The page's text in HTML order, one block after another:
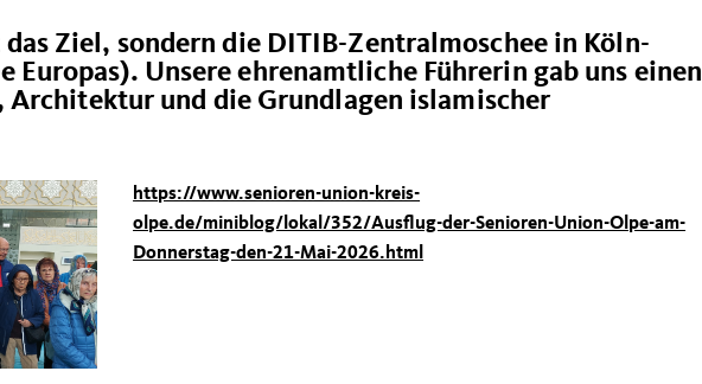
Ziel, sondern die DITIB-Zentralmoschee in Köln-
Europas). Unsere ehrenamtliche Führerin gab uns einen
Architektur und die Grundlagen islamischer
https://www.senioren-union-kreis-
olpe.de/miniblog/lokal/352/Ausflug-der-Senioren-Union-Olpe-am-
Donnerstag-den-21-Mai-2026.html